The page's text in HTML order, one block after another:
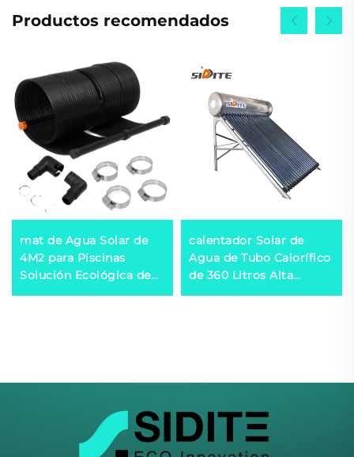
Productos recomendados
mat de Agua Solar de
4M2 para Piscinas
Solución Ecológica de
Calefacción Solar
calentador Solar de
Agua de Tubo Calorífico
de 360 Litros Alta
Presión Exportación a